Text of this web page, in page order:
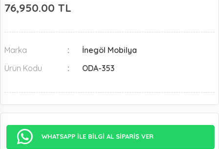
76,950.00 TL
Marka
İnegöl Mobilya
Ürün Kodu
ODA-353
WHATSAPP İLE BİLGİ AL SİPARİŞ VER